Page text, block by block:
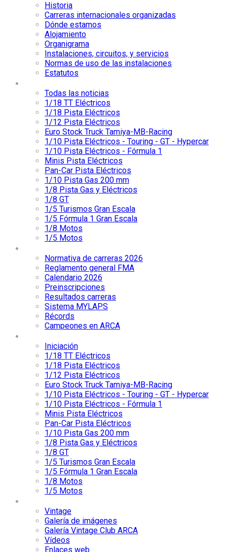
Historia
Carreras internacionales organizadas
Dónde estamos
Alojamiento
Organigrama
Instalaciones, circuitos, y servicios
Normas de uso de las instalaciones
Estatutos
Todas las noticias
1/18 TT Eléctricos
1/18 Pista Eléctricos
1/12 Pista Eléctricos
Euro Stock Truck Tamiya-MB-Racing
1/10 Pista Eléctricos - Touring - GT - Hypercar
1/10 Pista Eléctricos - Fórmula 1
Minis Pista Eléctricos
Pan-Car Pista Eléctricos
1/10 Pista Gas 200 mm
1/8 Pista Gas y Eléctricos
1/8 GT
1/5 Turismos Gran Escala
1/5 Fórmula 1 Gran Escala
1/8 Motos
1/5 Motos
Normativa de carreras 2026
Reglamento general FMA
Calendario 2026
Preinscripciones
Resultados carreras
Sistema MYLAPS
Récords
Campeones en ARCA
Iniciación
1/18 TT Eléctricos
1/18 Pista Eléctricos
1/12 Pista Eléctricos
Euro Stock Truck Tamiya-MB-Racing
1/10 Pista Eléctricos - Touring - GT - Hypercar
1/10 Pista Eléctricos - Fórmula 1
Minis Pista Eléctricos
Pan-Car Pista Eléctricos
1/10 Pista Gas 200 mm
1/8 Pista Gas y Eléctricos
1/8 GT
1/5 Turismos Gran Escala
1/5 Fórmula 1 Gran Escala
1/8 Motos
1/5 Motos
Vintage
Galería de imágenes
Galería Vintage Club ARCA
Vídeos
Enlaces web